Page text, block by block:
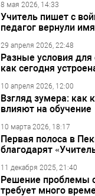
8 мая 2026, 14:33
Учитель пишет с
педагог вернули
29 апреля 2026, 22:48
Разные условия
как сегодня
10 апреля 2026, 12:00
Взгляд зумера: как
влияют на обучение
10 марта 2026, 18:17
Первая полоса в
благодарят
11 декабря 2025, 21:40
Решение проблемы
требует много